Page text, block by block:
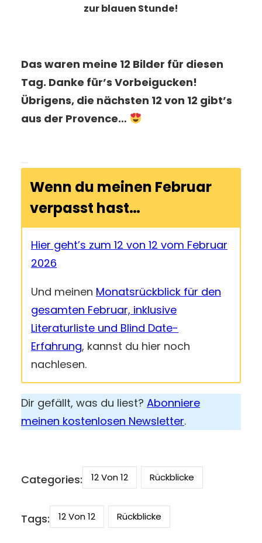
zur blauen Stunde!
Das waren meine 12 Bilder für diesen
Tag. Danke für’s Vorbeigucken!
Übrigens, die nächsten 12 von 12 gibt’s
aus der Provence…
Wenn du meinen Februar
verpasst hast…
Hier geht’s zum 12 von 12 vom Februar
2026
Und meinen Monatsrückblick für den
gesamten Februar, inklusive
Literaturliste und Blind Date-
Erfahrung, kannst du hier noch
nachlesen.
Dir gefällt, was du liest? Abonniere
meinen kostenlosen Newsletter.
Categories: 12 Von 12 Rückblicke
Tags: 12 Von 12 Rückblicke